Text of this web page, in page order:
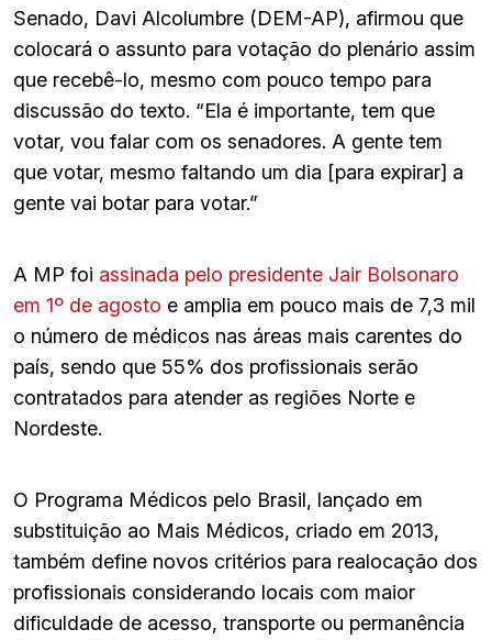
Senado, Davi Alcolumbre (DEM-AP), afirmou que
colocará o assunto para votação do plenário assim
que recebê-lo, mesmo com pouco tempo para
discussão do texto. “Ela é importante, tem que
votar, vou falar com os senadores. A gente tem
que votar, mesmo faltando um dia [para expirar] a
gente vai botar para votar.”
A MP foi assinada pelo presidente Jair Bolsonaro
em 1º de agosto e amplia em pouco mais de 7,3 mil
o número de médicos nas áreas mais carentes do
país, sendo que 55% dos profissionais serão
contratados para atender as regiões Norte e
Nordeste.
O Programa Médicos pelo Brasil, lançado em
substituição ao Mais Médicos, criado em 2013,
também define novos critérios para realocação dos
profissionais considerando locais com maior
dificuldade de acesso, transporte ou permanência